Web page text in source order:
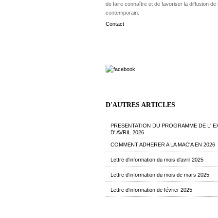
de faire connaître et de favoriser la diffusion de
contemporain.
Contact
D'AUTRES ARTICLES
PRESENTATION DU PROGRAMME DE L'
D' AVRIL 2026
COMMENT ADHERER A LA MAC'A EN 2026
Lettre d'information du mois d'avril 2025
Lettre d'information du mois de mars 2025
Lettre d'information de février 2025